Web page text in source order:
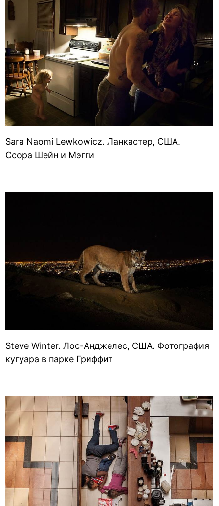
Sara Naomi Lewkowicz. Ланкастер, США.
Ссора Шейн и Мэгги
Steve Winter. Лос-Анджелес, США. Фотография
кугуара в парке Гриффит